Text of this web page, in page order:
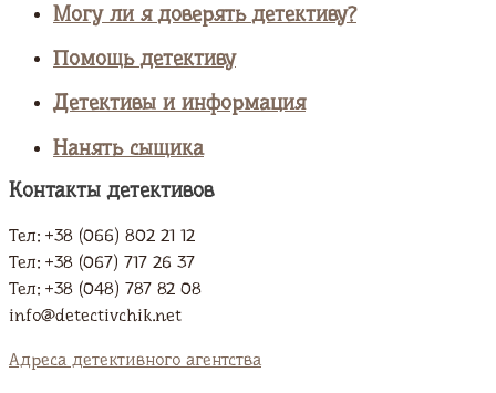
Могу ли я доверять детективу?
Помощь детективу
Детективы и информация
Нанять сыщика
Контакты детективов
Тел: +38 (066) 802 21 12
Тел: +38 (067) 717 26 37
Тел: +38 (048) 787 82 08
info@detectivchik.net
Адреса детективного агентства